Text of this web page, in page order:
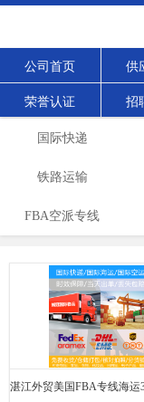
公司首页 供
荣誉认证 招
国际快递
铁路运输
FBA空派专线
湛江外贸美国FBA专线海运